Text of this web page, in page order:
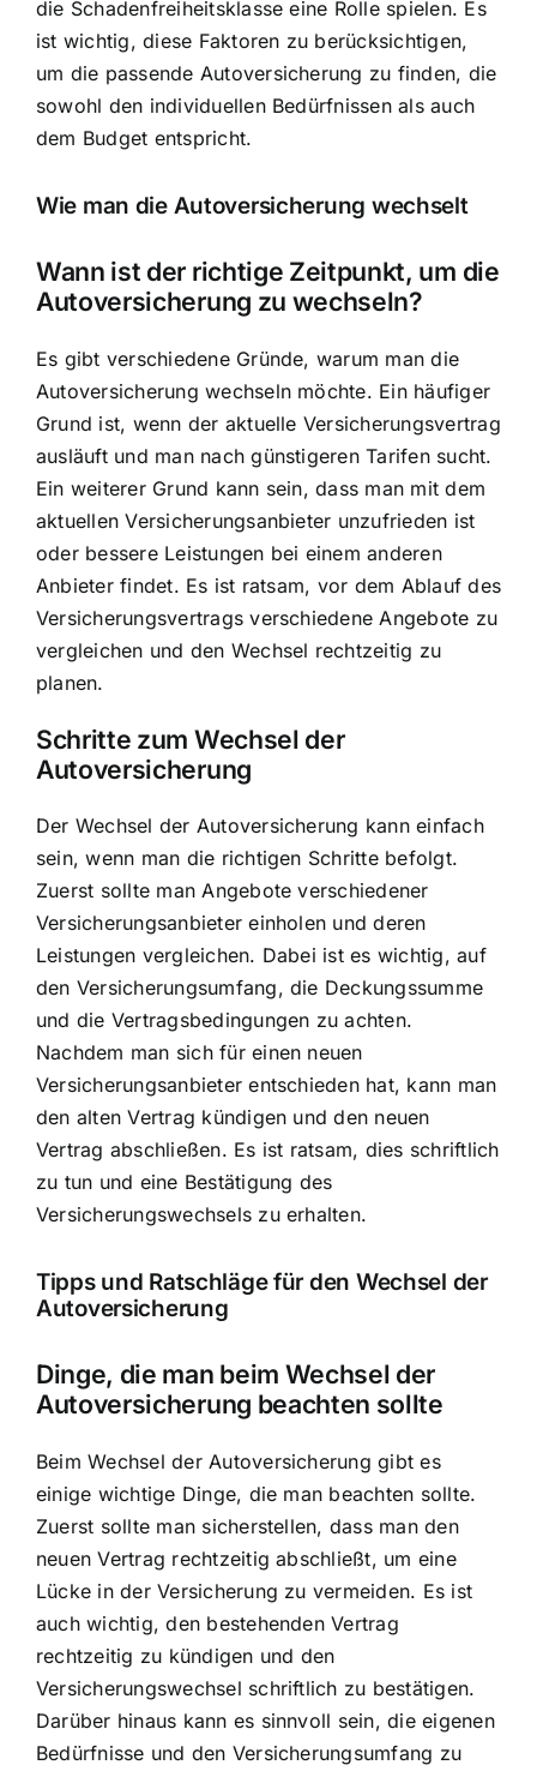
die Schadenfreiheitsklasse eine Rolle spielen. Es
ist wichtig, diese Faktoren zu berücksichtigen,
um die passende Autoversicherung zu finden, die
sowohl den individuellen Bedürfnissen als auch
dem Budget entspricht.
Wie man die Autoversicherung wechselt
Wann ist der richtige Zeitpunkt, um die
Autoversicherung zu wechseln?
Es gibt verschiedene Gründe, warum man die
Autoversicherung wechseln möchte. Ein häufiger
Grund ist, wenn der aktuelle Versicherungsvertrag
ausläuft und man nach günstigeren Tarifen sucht.
Ein weiterer Grund kann sein, dass man mit dem
aktuellen Versicherungsanbieter unzufrieden ist
oder bessere Leistungen bei einem anderen
Anbieter findet. Es ist ratsam, vor dem Ablauf des
Versicherungsvertrags verschiedene Angebote zu
vergleichen und den Wechsel rechtzeitig zu
planen.
Schritte zum Wechsel der
Autoversicherung
Der Wechsel der Autoversicherung kann einfach
sein, wenn man die richtigen Schritte befolgt.
Zuerst sollte man Angebote verschiedener
Versicherungsanbieter einholen und deren
Leistungen vergleichen. Dabei ist es wichtig, auf
den Versicherungsumfang, die Deckungssumme
und die Vertragsbedingungen zu achten.
Nachdem man sich für einen neuen
Versicherungsanbieter entschieden hat, kann man
den alten Vertrag kündigen und den neuen
Vertrag abschließen. Es ist ratsam, dies schriftlich
zu tun und eine Bestätigung des
Versicherungswechsels zu erhalten.
Tipps und Ratschläge für den Wechsel der
Autoversicherung
Dinge, die man beim Wechsel der
Autoversicherung beachten sollte
Beim Wechsel der Autoversicherung gibt es
einige wichtige Dinge, die man beachten sollte.
Zuerst sollte man sicherstellen, dass man den
neuen Vertrag rechtzeitig abschließt, um eine
Lücke in der Versicherung zu vermeiden. Es ist
auch wichtig, den bestehenden Vertrag
rechtzeitig zu kündigen und den
Versicherungswechsel schriftlich zu bestätigen.
Darüber hinaus kann es sinnvoll sein, die eigenen
Bedürfnisse und den Versicherungsumfang zu